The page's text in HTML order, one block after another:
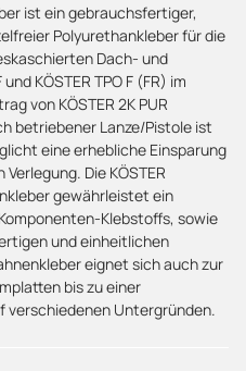
ist ein gebrauchsfertiger,
Polyurethankleber für die
Dach- und
KÖSTER TPO F (FR) im
von KÖSTER 2K PUR
betriebener Lanze/Pistole ist
eine erhebliche Einsparung
Die KÖSTER
gewährleistet ein
Klebstoffs, sowie
und einheitlichen
eignet sich auch zur
bis zu einer
verschiedenen Untergründen.